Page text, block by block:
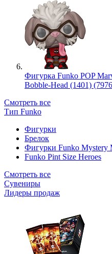
Фигурка Funko POP
Bobble-Head (1401)
Смотреть все
Тип Funko
Фигурки
Брелок
Фигурки Funko Mystery
Funko Pint Size Heroes
Смотреть все
Сувениры
Лидеры продаж